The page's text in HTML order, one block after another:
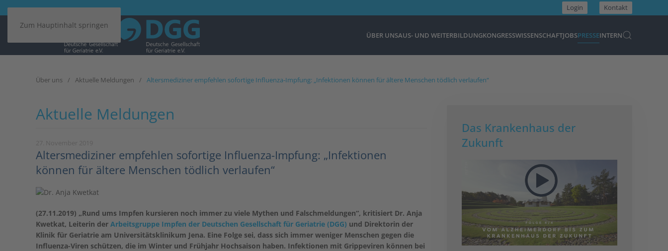
Zum Hauptinhalt springen
Login Kontakt
ÜBER UNSAUS- UND WEITERBILDUNGKONGRESSWISSENSCHAFTJOBSPRESSEINTERN
Über uns Aktuelle Meldungen Altersmediziner empfehlen sofortige Influenza-Impfung: „Infektionen können für ältere Menschen tödlich verlaufen“
Aktuelle Meldungen
Altersmediziner empfehlen sofortige Influenza-Impfung: „Infektionen
können für ältere Menschen tödlich verlaufen“
(27.11.2019) „Rund ums Impfen kursieren noch immer zu viele Mythen und Falschmeldungen“, kritisiert Dr. Anja
Kwetkat, Leiterin der Arbeitsgruppe Impfen der Deutschen Gesellschaft für Geriatrie (DGG) und Direktorin der
Klinik für Geriatrie am Universitätsklinikum Jena. Eine Folge sei, dass sich immer weniger Menschen gegen die
Influenza-Viren schützen, die im Winter und Frühjahr Hochsaison haben. Infektionen mit Grippeviren können bei
Das Krankenhaus der
Zukunft